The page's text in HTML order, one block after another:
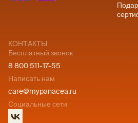
КОНТАКТЫ
Бесплатный звонок
8 800 511-17-55
Написать нам
care@mypanacea.ru
Социальные сети